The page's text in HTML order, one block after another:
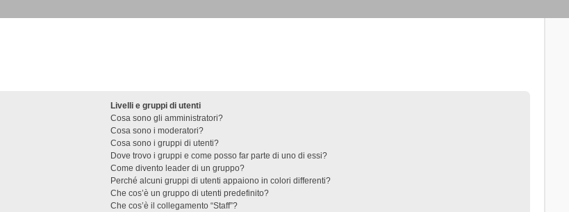
Livelli e gruppi di utenti
Cosa sono gli amministratori?
Cosa sono i moderatori?
Cosa sono i gruppi di utenti?
Dove trovo i gruppi e come posso far parte di uno di essi?
Come divento leader di un gruppo?
Perché alcuni gruppi di utenti appaiono in colori differenti?
Che cos’è un gruppo di utenti predefinito?
Che cos’è il collegamento “Staff”?